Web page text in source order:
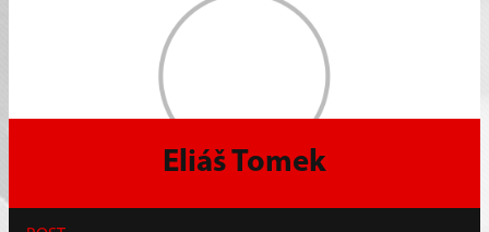
Eliáš Tomek